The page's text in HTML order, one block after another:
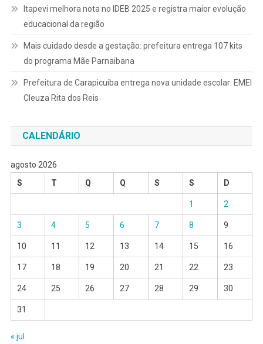
Itapevi melhora nota no IDEB 2025 e registra maior evolução
educacional da região
Mais cuidado desde a gestação: prefeitura entrega 107 kits
do programa Mãe Parnaibana
Prefeitura de Carapicuíba entrega nova unidade escolar: EMEI
Cleuza Rita dos Reis
CALENDÁRIO
agosto 2026
S
T Q Q S S D
1 2
3 4 5 6 7 8 9
10 11 12 13 14 15 16
17 18 19 20 21 22 23
24 25 26 27 28 29 30
31
« jul